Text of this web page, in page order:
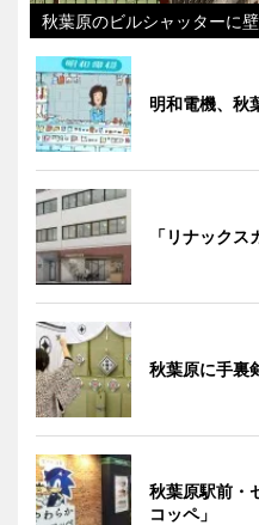
秋葉原のビルシャッターに
明和電機、秋
「リナック
秋葉原に手裏
秋葉原駅前・
コッペ」